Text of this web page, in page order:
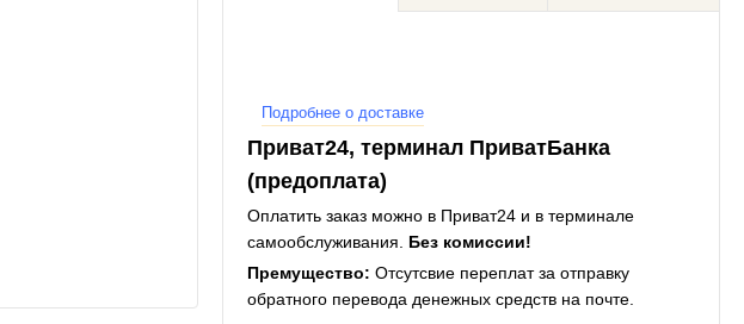
Подробнее о доставке
Приват24, терминал ПриватБанка
(предоплата)
Оплатить заказ можно в Приват24 и в терминале
самообслуживания. Без комиссии!
Премущество: Отсутсвие переплат за отправку
обратного перевода денежных средств на почте.